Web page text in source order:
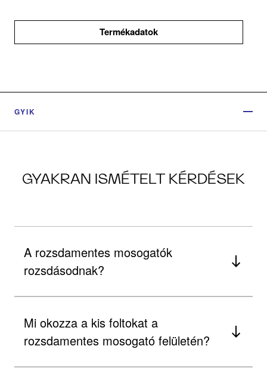
Termékadatok
GYIK
GYAKRAN ISMÉTELT KÉRDÉSEK
A rozsdamentes mosogatók
rozsdásodnak?
Mi okozza a kis foltokat a
rozsdamentes mosogató felületén?